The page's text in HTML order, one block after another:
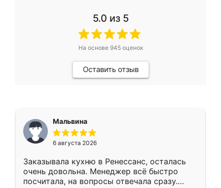
5.0 из 5
На основе 945оценок
Оставить отзыв
Мальвина
6 августа 2026
Заказывала кухню в Ренессанс, осталась
очень довольна. Менеджер всё быстро
посчитала, на вопросы отвечала сразу.